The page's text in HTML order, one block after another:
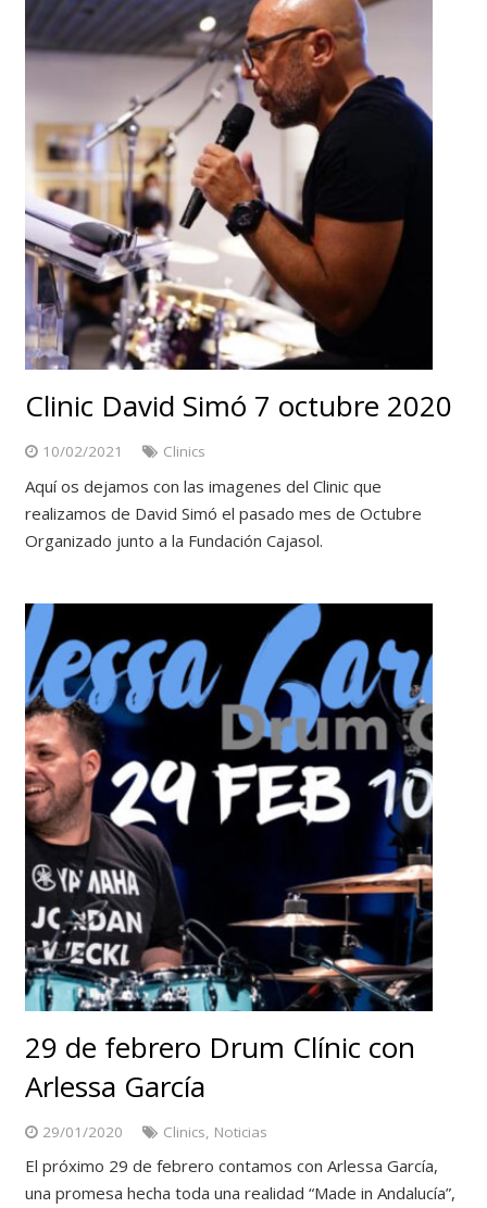
Clinic David Simó 7 octubre 2020
10/02/2021 Clinics
Aquí os dejamos con las imagenes del Clinic que
realizamos de David Simó el pasado mes de Octubre
Organizado junto a la Fundación Cajasol.
29 de febrero Drum Clínic con
Arlessa García
29/01/2020 Clinics Noticias
El próximo 29 de febrero contamos con Arlessa García,
una promesa hecha toda una realidad “Made in Andalucía”,